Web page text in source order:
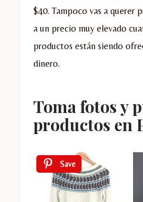
$40. Tampoco vas a querer
a un precio muy elevado
productos están siendo
dinero.
Toma fotos y
productos en
Save